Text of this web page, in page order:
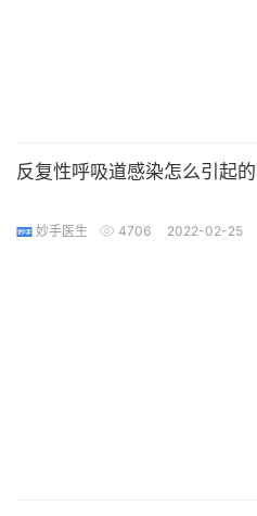
反复性呼吸道感染怎么引起的
妙手医生 4706 2022-02-25